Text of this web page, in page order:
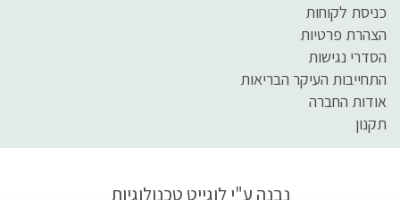
כניסת לקוחות
הצהרת פרטיות
הסדרי נגישות
התחייבות העיקר הבריאות
אודות החברה
תקנון
נבנה ע"י לוגייט טכנולוגיות